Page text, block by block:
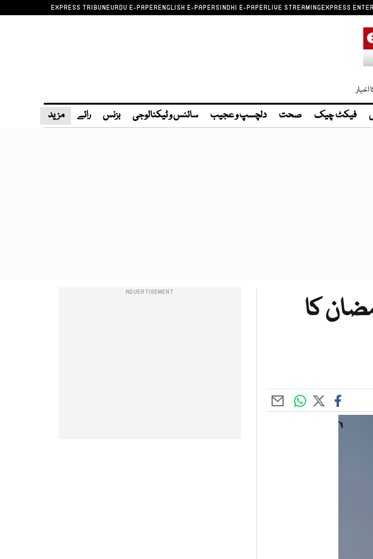
EXPRESS TRIBUNEURDU E-PAPERENGLISH E-PAPERSINDHI E-PAPERLIVE STREAMINGEXPRESS
اخبار
فیکٹ چیک صحت دلچسپ و عجیب سائنس و ٹیکنالوجی بزنس رائے مزید
کا